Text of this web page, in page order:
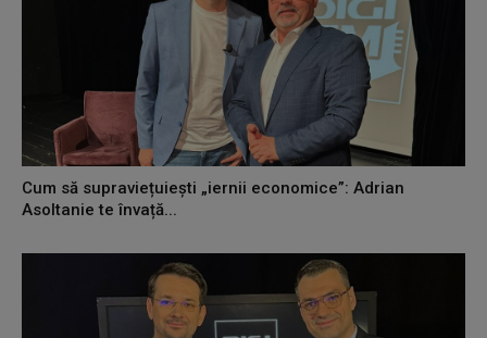
Cum să supraviețuiești „iernii economice”: Adrian
Asoltanie te învață...